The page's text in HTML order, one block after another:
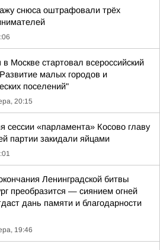
снюса оштрафовали трёх
в Москве стартовал всероссийский
малых городов и
поселений"
20:15
сессии «парламента» Косово главу
партии закидали яйцами
Ленинградской битвы
преобразится — сиянием огней
дань памяти и благодарности
19:46